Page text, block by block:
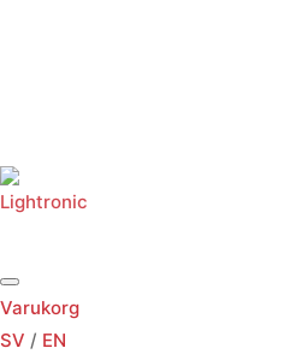
Varukorg
SV / EN